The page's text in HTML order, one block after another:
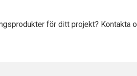
för ditt projekt?